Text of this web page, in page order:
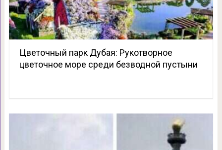
Цветочный парк Дубая: Рукотворное
цветочное море среди безводной пустыни